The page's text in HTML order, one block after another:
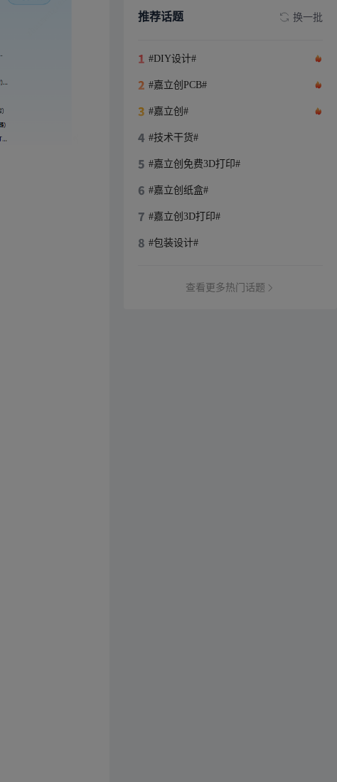
推荐话题 换一批
#DIY设计#
#嘉立创PCB#
#嘉立创#
#技术干货#
#嘉立创免费3D打印#
#嘉立创纸盒#
#嘉立创3D打印#
#包装设计#
查看更多热门话题